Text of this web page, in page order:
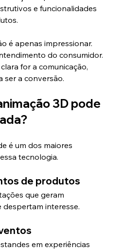
e funcionalidades
é apenas impressionar.
do consumidor.
for a comunicação,
ser a conversão.
3D pode
é um dos maiores
tecnologia.
de produtos
que geram
despertam interesse.
em experiências